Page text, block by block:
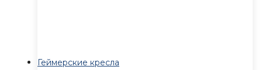
Геймерские кресла